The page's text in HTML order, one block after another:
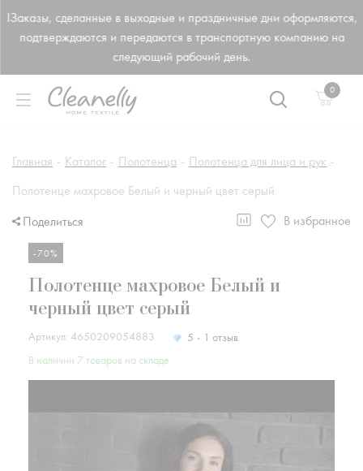
!Заказы, сделанные в выходные и праздничные дни оформляются,
подтверждаются и передаются в транспортную компанию на
следующий рабочий день.
0
Главная - Каталог - Полотенца - Полотенца для лица и рук -
Полотенце махровое Белый и черный цвет серый
Поделиться В избранное
-70%
Полотенце махровое Белый и
черный цвет серый
Артикул: 4650209054883 5
1 отзыв
В наличии 7 товаров на складе